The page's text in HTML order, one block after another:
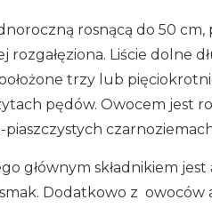
rosnącą do 50
rozgałęziona. Liście dolne
trzy lub
pędów. Owocem jest
głównym składnikiem jest
Dodatkowo z owoców